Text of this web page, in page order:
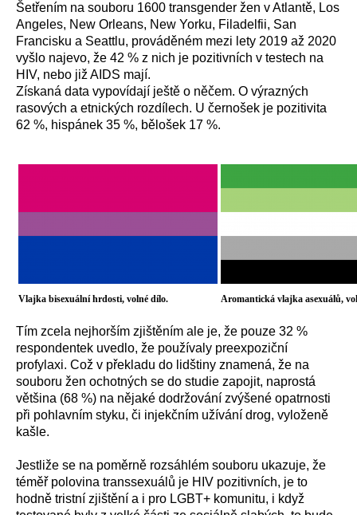
Šetřením na souboru 1600 transgender žen v Atlantě, Los
Angeles, New Orleans, New Yorku, Filadelfii, San
Francisku a Seattlu, prováděném mezi lety 2019 až 2020
vyšlo najevo, že 42 % z nich je pozitivních v testech na
HIV, nebo již AIDS mají.
Získaná data vypovídají ještě o něčem. O výrazných
rasových a etnických rozdílech. U černošek je pozitivita
62 %, hispánek 35 %, bělošek 17 %.
Vlajka bisexuální hrdosti, volné dílo. Aromantická vlajka asexuálů,
Tím zcela nejhorším zjištěním ale je, že pouze 32 %
respondentek uvedlo, že používaly preexpoziční
profylaxi. Což v překladu do lidštiny znamená, že na
souboru žen ochotných se do studie zapojit, naprostá
většina (68 %) na nějaké dodržování zvýšené opatrnosti
při pohlavním styku, či injekčním užívání drog, vyloženě
kašle.
Jestliže se na poměrně rozsáhlém souboru ukazuje, že
téměř polovina transsexuálů je HIV pozitivních, je to
hodně tristní zjištění a i pro LGBT+ komunitu, i když